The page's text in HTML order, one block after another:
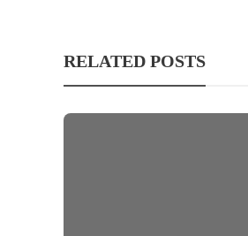
RELATED POSTS